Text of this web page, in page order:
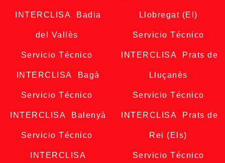
INTERCLISA Badia
del Vallès
Servicio Técnico
INTERCLISA Bagà
Servicio Técnico
INTERCLISA Balenyà
Servicio Técnico
INTERCLISA
Llobregat (El)
Servicio Técnico
INTERCLISA Prats de
Lluçanès
Servicio Técnico
INTERCLISA Prats de
Rei (Els)
Servicio Técnico